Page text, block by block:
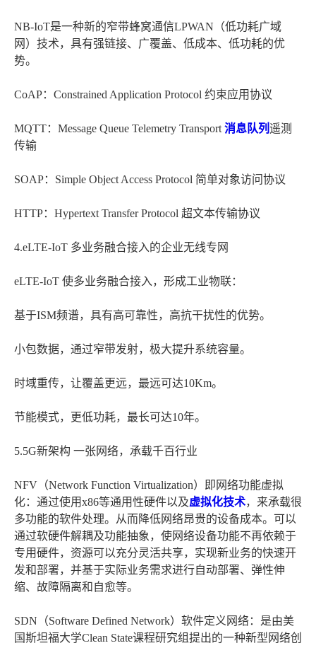
NB-IoT是一种新的窄带蜂窝通信LPWAN（低功耗广域
网）技术，具有强链接、广覆盖、低成本、低功耗的优
势。
CoAP：Constrained Application Protocol 约束应用协议
MQTT：Message Queue Telemetry Transport 消息队列遥测
传输
SOAP：Simple Object Access Protocol 简单对象访问协议
HTTP：Hypertext Transfer Protocol 超文本传输协议
4.eLTE-IoT 多业务融合接入的企业无线专网
eLTE-IoT 使多业务融合接入，形成工业物联：
基于ISM频谱，具有高可靠性，高抗干扰性的优势。
小包数据，通过窄带发射，极大提升系统容量。
时域重传，让覆盖更远，最远可达10Km。
节能模式，更低功耗，最长可达10年。
5.5G新架构 一张网络，承载千百行业
NFV（Network Function Virtualization）即网络功能虚拟
化：通过使用x86等通用性硬件以及虚拟化技术，来承载很
多功能的软件处理。从而降低网络昂贵的设备成本。可以
通过软硬件解耦及功能抽象，使网络设备功能不再依赖于
专用硬件，资源可以充分灵活共享，实现新业务的快速开
发和部署，并基于实际业务需求进行自动部署、弹性伸
缩、故障隔离和自愈等。
SDN（Software Defined Network）软件定义网络：是由美
国斯坦福大学Clean State课程研究组提出的一种新型网络创